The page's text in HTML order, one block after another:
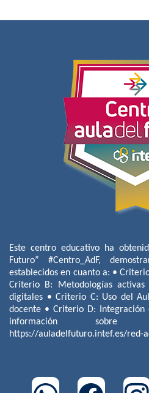
Este centro educativo ha
Futuro” #Centro_AdF,
establecidos en cuanto a: •
Criterio B: Metodologías
digitales • Criterio C: Uso del
docente • Criterio D:
información sobre
https://auladelfuturo.intef.es/red-